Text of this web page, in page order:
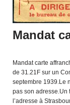
Mandat
Mandat carte
de 31.21F sur un
septembre 1939.Le
pas son adresse.Un
l’adresse à